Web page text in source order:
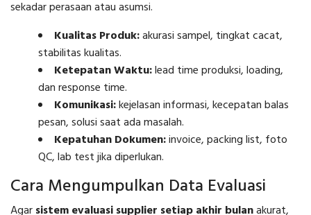
sekadar perasaan atau asumsi.
Kualitas Produk:akurasi sampel, tingkat cacat,
stabilitas kualitas.
Ketepatan Waktu:lead time produksi, loading,
dan response time.
Komunikasi:kejelasan informasi, kecepatan balas
pesan, solusi saat ada masalah.
Kepatuhan Dokumen:invoice, packing list, foto
QC, lab test jika diperlukan.
Cara Mengumpulkan Data Evaluasi
Agarsistem evaluasi supplier setiap akhir bulanakurat,